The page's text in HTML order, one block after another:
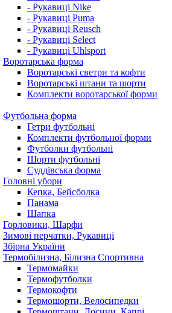
- Рукавиці Nike
- Рукавиці Puma
- Рукавиці Reusch
- Рукавиці Select
- Рукавиці Uhlsport
Воротарська форма
Воротарські светри та кофти
Воротарські штани та шорти
Комплекти воротарської форми
Футбольна форма
Гетри футбольні
Комплекти футбольної форми
Футболки футбольні
Шорти футбольні
Суддівська форма
Головні убори
Кепка, Бейсболка
Панама
Шапка
Горловики, Шарфи
Зимові перчатки, Рукавиці
Збірна України
Термобілизна, Білизна Спортивна
Термомайки
Термофутболки
Термокофти
Термошорти, Велосипедки